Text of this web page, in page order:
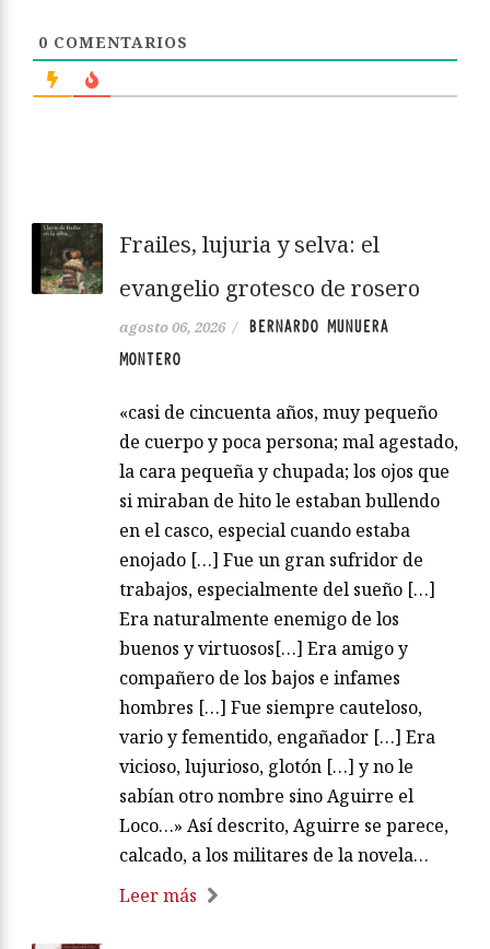
0 COMENTARIOS
Frailes, lujuria y selva: el
evangelio grotesco de rosero
agosto 06, 2026 /
BERNARDO MUNUERA
MONTERO
«casi de cincuenta años, muy pequeño
de cuerpo y poca persona; mal agestado,
la cara pequeña y chupada; los ojos que
si miraban de hito le estaban bullendo
en el casco, especial cuando estaba
enojado […] Fue un gran sufridor de
trabajos, especialmente del sueño […]
Era naturalmente enemigo de los
buenos y virtuosos[…] Era amigo y
compañero de los bajos e infames
hombres […] Fue siempre cauteloso,
vario y fementido, engañador […] Era
vicioso, lujurioso, glotón […] y no le
sabían otro nombre sino Aguirre el
Loco…» Así descrito, Aguirre se parece,
calcado, a los militares de la novela…
Leer más